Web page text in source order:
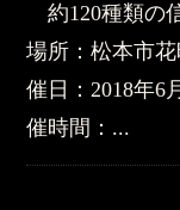
約120種類の
場所：松本市
催日：2018年
催時間：...